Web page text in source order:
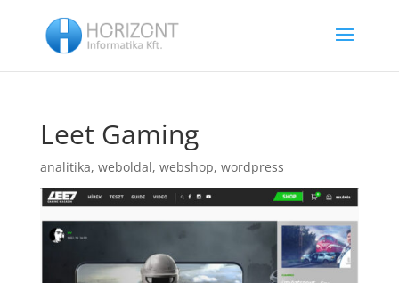
Leet Gaming
analitika, weboldal, webshop, wordpress